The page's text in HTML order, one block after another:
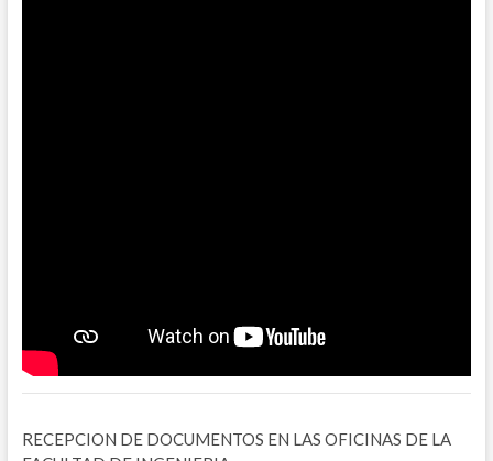
RECEPCION DE DOCUMENTOS EN LAS OFICINAS DE LA